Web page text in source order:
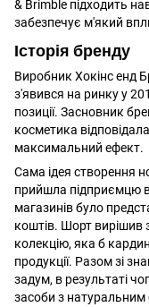
& Brimble підходить
забезпечує м'який
Історія бренду
Виробник Хокінс енд
з'явився на ринку у
позиції. Засновник
косметика
максимальний ефект.
Сама ідея створення
прийшла підприємцю
магазинів було
коштів. Шорт вирішив
колекцію, яка б
продукції. Разом зі
задум, в результаті
засоби з